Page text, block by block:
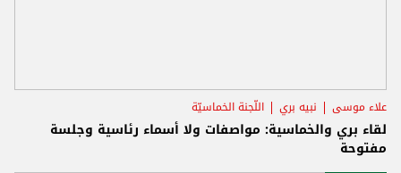
علاء موسى نبيه بري اللّجنة الخماسيّة
لقاء بري والخماسية: مواصفات ولا أسماء رئاسية وجلسة
مفتوحة